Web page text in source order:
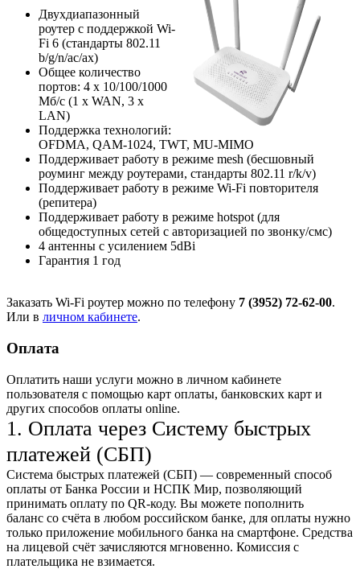
Двухдиапазонный
роутер с поддержкой Wi-
Fi 6 (стандарты 802.11
b/g/n/ac/ax)
Общее количество
портов: 4 х 10/100/1000
Мб/с (1 x WAN, 3 x
LAN)
Поддержка технологий:
OFDMA, QAM-1024, TWT, MU-MIMO
Поддерживает работу в режиме mesh (бесшовный
роуминг между роутерами, стандарты 802.11 r/k/v)
Поддерживает работу в режиме Wi-Fi повторителя
(репитера)
Поддерживает работу в режиме hotspot (для
общедоступных сетей с авторизацией по звонку/смс)
4 антенны с усилением 5dBi
Гарантия 1 год
Заказать Wi-Fi роутер можно по телефону 7 (3952) 72-62-00.
Или в личном кабинете.
Оплата
Оплатить наши услуги можно в личном кабинете
пользователя с помощью карт оплаты, банковских карт и
других способов оплаты online.
1. Оплата через Систему быстрых
платежей (СБП)
Система быстрых платежей (СБП) — современный способ
оплаты от Банка России и НСПК Мир, позволяющий
принимать оплату по QR-коду. Вы можете пополнить
баланс со счёта в любом российском банке, для оплаты нужно
только приложение мобильного банка на смартфоне. Средства
на лицевой счёт зачисляются мгновенно. Комиссия с
плательщика не взимается.